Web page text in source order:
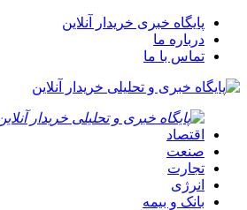
پایگاه خبری خریدار آنلاین
درباره ما
تماس با ما
اقتصاد
صنعت
تجارت
انرژی
بانک و بیمه